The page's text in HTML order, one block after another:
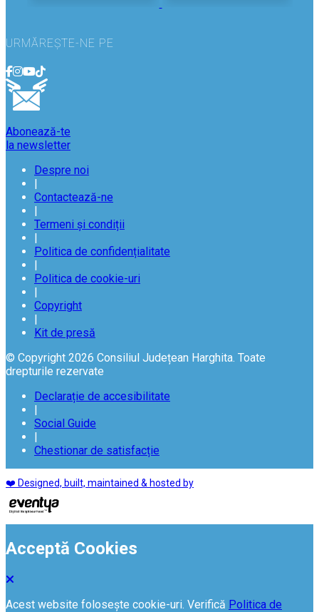
URMĂREȘTE-NE PE
Abonează-te
la newsletter
Despre noi
Contactează-ne
Termeni și condiții
Politica de confidențialitate
Politica de cookie-uri
Copyright
Kit de presă
© Copyright 2026 Consiliul Județean Harghita. Toate
drepturile rezervate
Declarație de accesibilitate
Social Guide
Chestionar de satisfacție
❤️ Designed, built, maintained & hosted by
Acceptă Cookies
Acest website folosește cookie-uri. Verifică Politica de